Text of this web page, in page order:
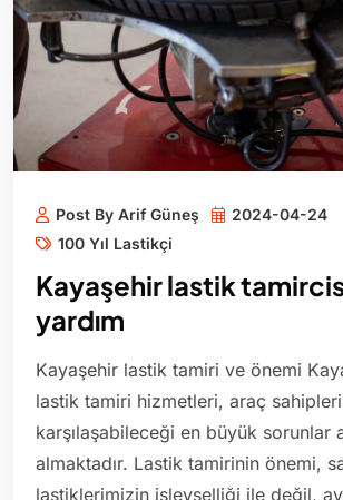
Post By Arif Güneş
2024-04-24
100 Yıl Lastikçi
Kayaşehir lastik
yardım
Kayaşehir lastik tamiri ve önemi
lastik tamiri hizmetleri, araç
karşılaşabileceği en büyük sorunlar
almaktadır. Lastik tamirinin önemi,
lastiklerimizin işlevselliği ile değil,